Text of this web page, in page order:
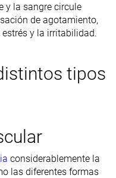
y la sangre circule
de agotamiento,
y la irritabilidad.
tipos
considerablemente la
las diferentes formas